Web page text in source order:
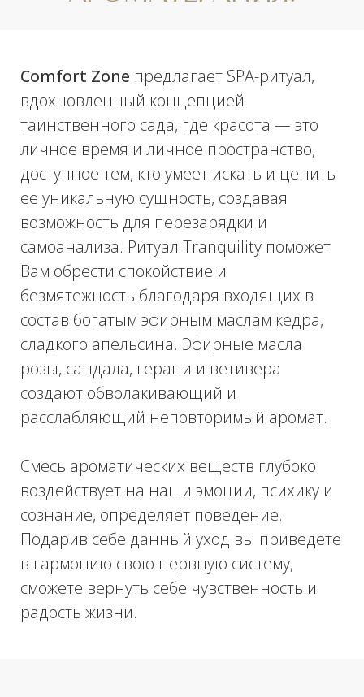
Нажимая на кнопку, Вы соглашаетесь с
обработкой
персональных данных
Ваше имя